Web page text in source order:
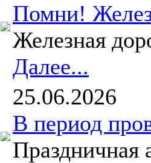
Помни!
Железная
Далее...
25.06.2026
В период
Праздничная